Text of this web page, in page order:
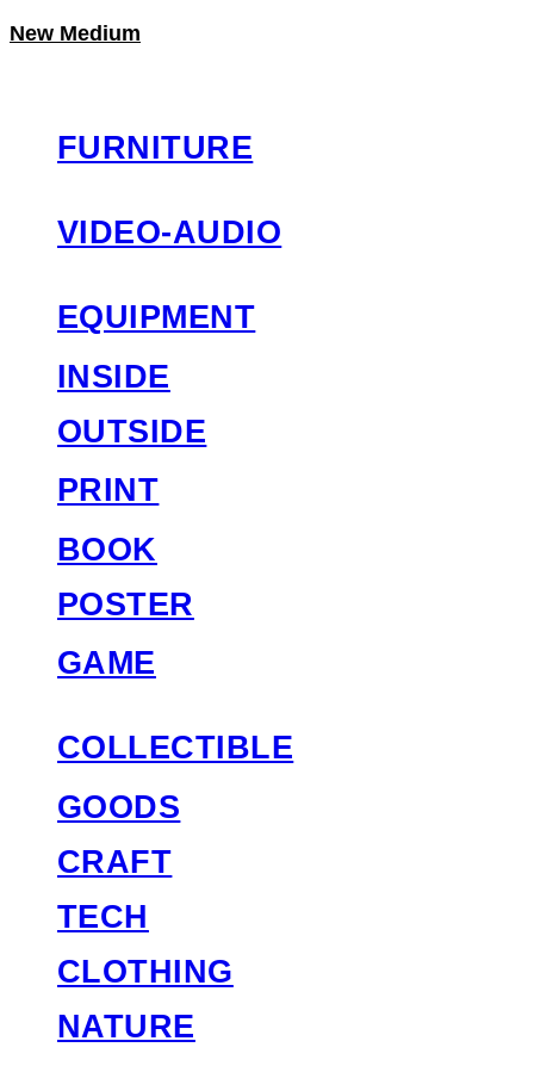
New Medium
FURNITURE
VIDEO-AUDIO
EQUIPMENT
INSIDE
OUTSIDE
PRINT
BOOK
POSTER
GAME
COLLECTIBLE
GOODS
CRAFT
TECH
CLOTHING
NATURE